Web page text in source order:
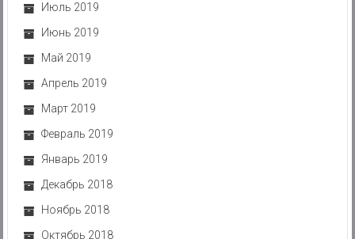
Июль 2019
Июнь 2019
Май 2019
Апрель 2019
Март 2019
Февраль 2019
Январь 2019
Декабрь 2018
Ноябрь 2018
Октябрь 2018